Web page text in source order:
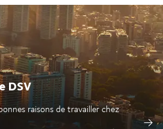
DSV
raisons de travailler chez